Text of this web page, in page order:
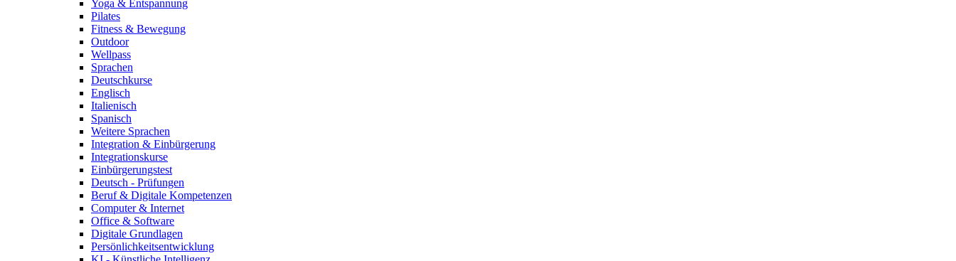
Yoga & Entspannung
Pilates
Fitness & Bewegung
Outdoor
Wellpass
Sprachen
Deutschkurse
Englisch
Italienisch
Spanisch
Weitere Sprachen
Integration & Einbürgerung
Integrationskurse
Einbürgerungstest
Deutsch - Prüfungen
Beruf & Digitale Kompetenzen
Computer & Internet
Office & Software
Digitale Grundlagen
Persönlichkeitsentwicklung